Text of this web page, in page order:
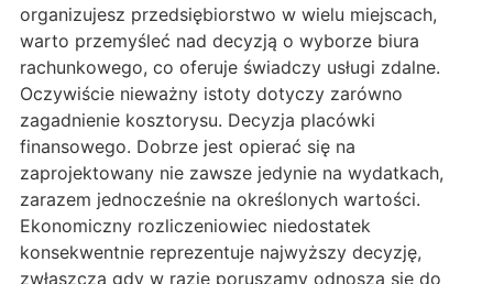
organizujesz przedsiębiorstwo w wielu miejscach,
warto przemyśleć nad decyzją o wyborze biura
rachunkowego, co oferuje świadczy usługi zdalne.
Oczywiście nieważny istoty dotyczy zarówno
zagadnienie kosztorysu. Decyzja placówki
finansowego. Dobrze jest opierać się na
zaprojektowany nie zawsze jedynie na wydatkach,
zarazem jednocześnie na określonych wartości.
Ekonomiczny rozliczeniowiec niedostatek
konsekwentnie reprezentuje najwyższy decyzję,
zwłaszcza gdy w razie poruszamy odnoszą się do